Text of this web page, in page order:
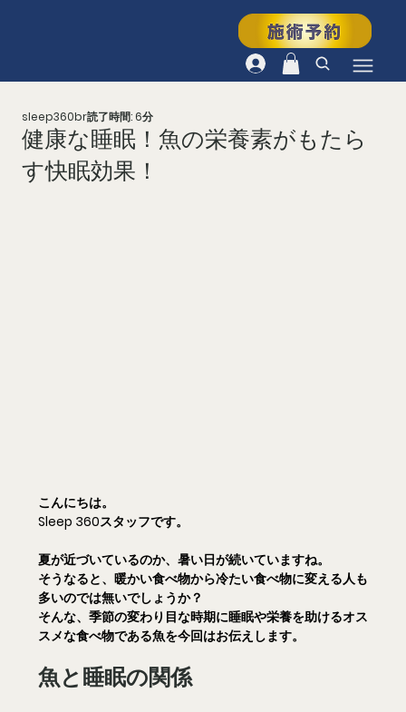
健康な睡眠！魚の栄養素がもたら
す快眠効果！
sleep360br読了時間: 6分
こんにちは。
Sleep 360スタッフです。
夏が近づいているのか、暑い日が続いていますね。
そうなると、暖かい食べ物から冷たい食べ物に変える人も
多いのでは無いでしょうか？
そんな、季節の変わり目な時期に睡眠や栄養を助けるオス
スメな食べ物である魚を今回はお伝えします。
魚と睡眠の関係